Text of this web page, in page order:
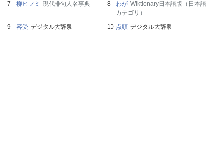
柳ヒフミ
現代俳句人名事典 わが Wiktionary日本語版（日本語
カテゴリ）
容受 デジタル大辞泉 点頭 デジタル大辞泉